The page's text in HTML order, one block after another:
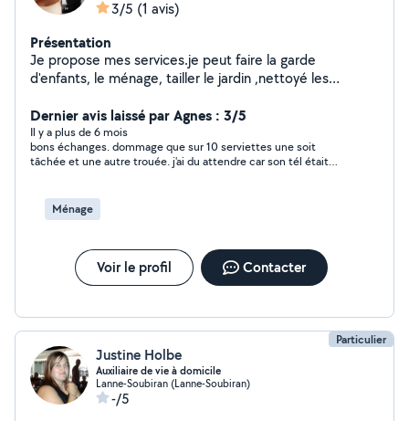
3/5 (1 avis)
Présentation
Je propose mes services.je peut faire la garde
d'enfants, le ménage, tailler le jardin ,nettoyé les
les animaux, faire des course dans les environ ,
accompagner les personnes âgées
Dernier avis laissé par Agnes : 3/5
Il y a plus de 6 mois
bons échanges. dommage que sur 10 serviettes une soit
tâchée et une autre trouée. j'ai du attendre car son tél était
Ménage
Voir le profil Contacter
Particulier
Justine Holbe
Auxiliaire de vie à domicile
Lanne-Soubiran (Lanne-Soubiran)
-/5